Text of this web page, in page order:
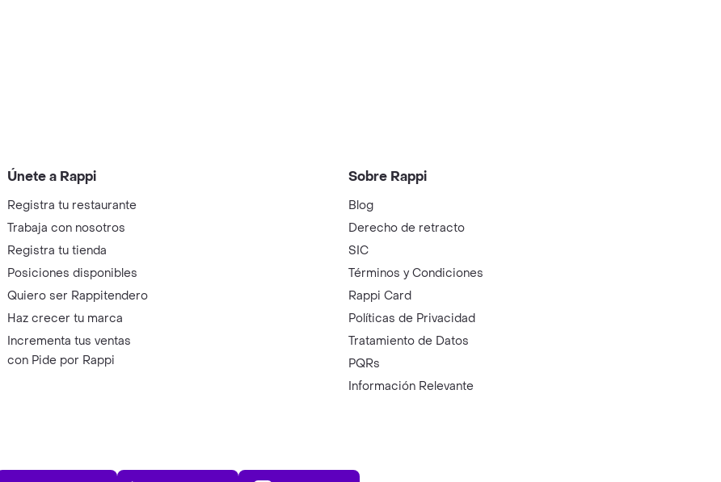
Únete a Rappi
Registra tu restaurante
Trabaja con nosotros
Registra tu tienda
Posiciones disponibles
Quiero ser Rappitendero
Haz crecer tu marca
Incrementa tus ventas
con Pide por Rappi
Sobre Rappi
Blog
Derecho de retracto
SIC
Términos y Condiciones
Rappi Card
Políticas de Privacidad
Tratamiento de Datos
PQRs
Información Relevante
App Store Play Store AppGallery